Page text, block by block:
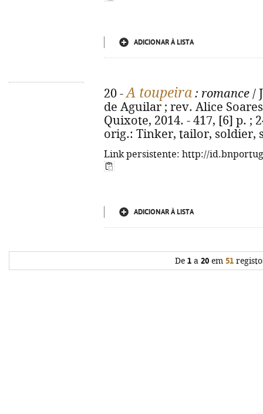
ADICIONAR À LISTA
20 -A toupeira : romance /
de Aguilar ; rev. Alice
Quixote, 2014. - 417, [6] p. ;
orig.: Tinker, tailor, soldier,
Link persistente: http://
ADICIONAR À LISTA
De 1a 20em 51